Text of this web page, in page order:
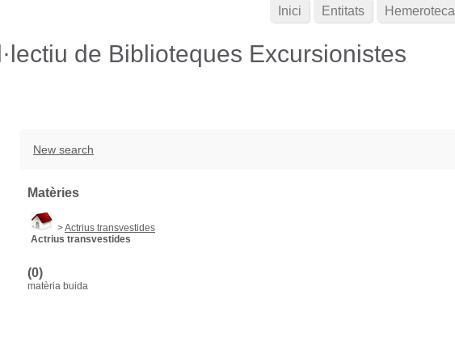
de Biblioteques Excursionistes
New search
Matèries
>Actrius transvestides
Actrius transvestides
(0)
matèria buida
Inici Entitats Hemeroteca